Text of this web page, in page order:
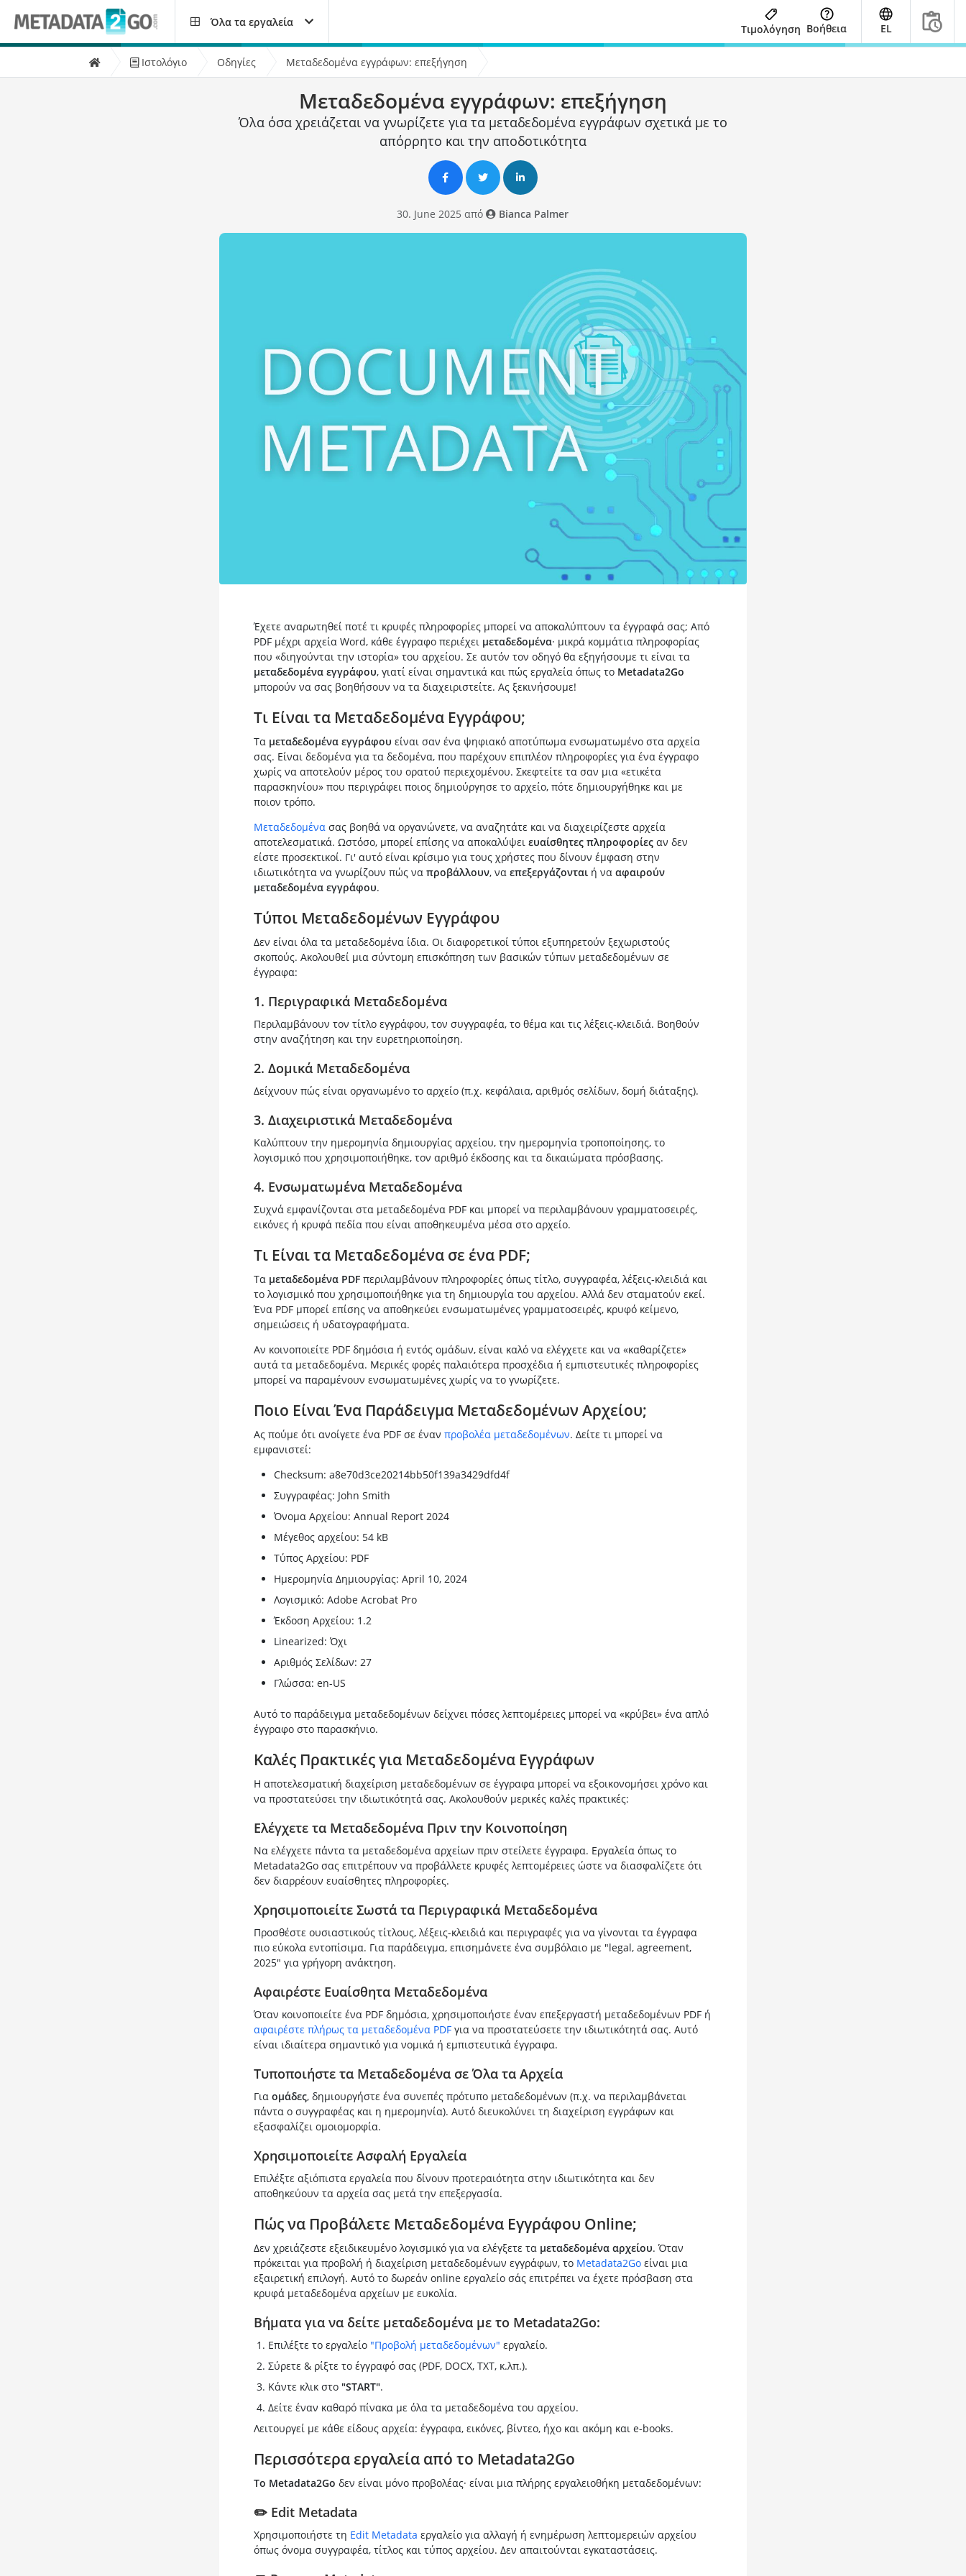
Όλα τα εργαλεία
Τιμολόγηση Βοήθεια EL
Ιστολόγιο Οδηγίες Μεταδεδομένα εγγράφων: επεξήγηση
Μεταδεδομένα εγγράφων: επεξήγηση
Όλα όσα χρειάζεται να γνωρίζετε για τα μεταδεδομένα εγγράφων σχετικά με το
απόρρητο και την αποδοτικότητα
30. June 2025 από Bianca Palmer
Έχετε αναρωτηθεί ποτέ τι κρυφές πληροφορίες μπορεί να αποκαλύπτουν τα έγγραφά σας; Από
PDF μέχρι αρχεία Word, κάθε έγγραφο περιέχει μεταδεδομένα· μικρά κομμάτια πληροφορίας
που «διηγούνται την ιστορία» του αρχείου. Σε αυτόν τον οδηγό θα εξηγήσουμε τι είναι τα
μεταδεδομένα εγγράφου, γιατί είναι σημαντικά και πώς εργαλεία όπως το Metadata2Go
μπορούν να σας βοηθήσουν να τα διαχειριστείτε. Ας ξεκινήσουμε!
Τι Είναι τα Μεταδεδομένα Εγγράφου;
Τα μεταδεδομένα εγγράφου είναι σαν ένα ψηφιακό αποτύπωμα ενσωματωμένο στα αρχεία
σας. Είναι δεδομένα για τα δεδομένα, που παρέχουν επιπλέον πληροφορίες για ένα έγγραφο
χωρίς να αποτελούν μέρος του ορατού περιεχομένου. Σκεφτείτε τα σαν μια «ετικέτα
παρασκηνίου» που περιγράφει ποιος δημιούργησε το αρχείο, πότε δημιουργήθηκε και με
ποιον τρόπο.
Μεταδεδομένασας βοηθά να οργανώνετε, να αναζητάτε και να διαχειρίζεστε αρχεία
αποτελεσματικά. Ωστόσο, μπορεί επίσης να αποκαλύψει ευαίσθητες πληροφορίεςαν δεν
είστε προσεκτικοί. Γι' αυτό είναι κρίσιμο για τους χρήστες που δίνουν έμφαση στην
ιδιωτικότητα να γνωρίζουν πώς να προβάλλουν, να επεξεργάζονταιή να αφαιρούν
μεταδεδομένα εγγράφου.
Τύποι Μεταδεδομένων Εγγράφου
Δεν είναι όλα τα μεταδεδομένα ίδια. Οι διαφορετικοί τύποι εξυπηρετούν ξεχωριστούς
σκοπούς. Ακολουθεί μια σύντομη επισκόπηση των βασικών τύπων μεταδεδομένων σε
έγγραφα:
1. Περιγραφικά Μεταδεδομένα
Περιλαμβάνουν τον τίτλο εγγράφου, τον συγγραφέα, το θέμα και τις λέξεις-κλειδιά. Βοηθούν
στην αναζήτηση και την ευρετηριοποίηση.
2. Δομικά Μεταδεδομένα
Δείχνουν πώς είναι οργανωμένο το αρχείο (π.χ. κεφάλαια, αριθμός σελίδων, δομή διάταξης).
3. Διαχειριστικά Μεταδεδομένα
Καλύπτουν την ημερομηνία δημιουργίας αρχείου, την ημερομηνία τροποποίησης, το
λογισμικό που χρησιμοποιήθηκε, τον αριθμό έκδοσης και τα δικαιώματα πρόσβασης.
4. Ενσωματωμένα Μεταδεδομένα
Συχνά εμφανίζονται στα μεταδεδομένα PDF και μπορεί να περιλαμβάνουν γραμματοσειρές,
εικόνες ή κρυφά πεδία που είναι αποθηκευμένα μέσα στο αρχείο.
Τι Είναι τα Μεταδεδομένα σε ένα PDF;
Τα μεταδεδομένα PDFπεριλαμβάνουν πληροφορίες όπως τίτλο, συγγραφέα, λέξεις-κλειδιά και
το λογισμικό που χρησιμοποιήθηκε για τη δημιουργία του αρχείου. Αλλά δεν σταματούν εκεί.
Ένα PDF μπορεί επίσης να αποθηκεύει ενσωματωμένες γραμματοσειρές, κρυφό κείμενο,
σημειώσεις ή υδατογραφήματα.
Αν κοινοποιείτε PDF δημόσια ή εντός ομάδων, είναι καλό να ελέγχετε και να «καθαρίζετε»
αυτά τα μεταδεδομένα. Μερικές φορές παλαιότερα προσχέδια ή εμπιστευτικές πληροφορίες
μπορεί να παραμένουν ενσωματωμένες χωρίς να το γνωρίζετε.
Ποιο Είναι Ένα Παράδειγμα Μεταδεδομένων Αρχείου;
Ας πούμε ότι ανοίγετε ένα PDF σε έναν προβολέα μεταδεδομένων. Δείτε τι μπορεί να
εμφανιστεί:
Checksum: a8e70d3ce20214bb50f139a3429dfd4f
Συγγραφέας: John Smith
Όνομα Αρχείου: Annual Report 2024
Μέγεθος αρχείου: 54 kB
Τύπος Αρχείου: PDF
Ημερομηνία Δημιουργίας: April 10, 2024
Λογισμικό: Adobe Acrobat Pro
Έκδοση Αρχείου: 1.2
Linearized: Όχι
Αριθμός Σελίδων: 27
Γλώσσα: en-US
Αυτό το παράδειγμα μεταδεδομένων δείχνει πόσες λεπτομέρειες μπορεί να «κρύβει» ένα απλό
έγγραφο στο παρασκήνιο.
Καλές Πρακτικές για Μεταδεδομένα Εγγράφων
Η αποτελεσματική διαχείριση μεταδεδομένων σε έγγραφα μπορεί να εξοικονομήσει χρόνο και
να προστατεύσει την ιδιωτικότητά σας. Ακολουθούν μερικές καλές πρακτικές:
Ελέγχετε τα Μεταδεδομένα Πριν την Κοινοποίηση
Να ελέγχετε πάντα τα μεταδεδομένα αρχείων πριν στείλετε έγγραφα. Εργαλεία όπως το
Metadata2Go σας επιτρέπουν να προβάλλετε κρυφές λεπτομέρειες ώστε να διασφαλίζετε ότι
δεν διαρρέουν ευαίσθητες πληροφορίες.
Χρησιμοποιείτε Σωστά τα Περιγραφικά Μεταδεδομένα
Προσθέστε ουσιαστικούς τίτλους, λέξεις-κλειδιά και περιγραφές για να γίνονται τα έγγραφα
πιο εύκολα εντοπίσιμα. Για παράδειγμα, επισημάνετε ένα συμβόλαιο με "legal, agreement,
2025" για γρήγορη ανάκτηση.
Αφαιρέστε Ευαίσθητα Μεταδεδομένα
Όταν κοινοποιείτε ένα PDF δημόσια, χρησιμοποιήστε έναν επεξεργαστή μεταδεδομένων PDF ή
αφαιρέστε πλήρως τα μεταδεδομένα PDFγια να προστατεύσετε την ιδιωτικότητά σας. Αυτό
είναι ιδιαίτερα σημαντικό για νομικά ή εμπιστευτικά έγγραφα.
Τυποποιήστε τα Μεταδεδομένα σε Όλα τα Αρχεία
Για ομάδες, δημιουργήστε ένα συνεπές πρότυπο μεταδεδομένων (π.χ. να περιλαμβάνεται
πάντα ο συγγραφέας και η ημερομηνία). Αυτό διευκολύνει τη διαχείριση εγγράφων και
εξασφαλίζει ομοιομορφία.
Χρησιμοποιείτε Ασφαλή Εργαλεία
Επιλέξτε αξιόπιστα εργαλεία που δίνουν προτεραιότητα στην ιδιωτικότητα και δεν
αποθηκεύουν τα αρχεία σας μετά την επεξεργασία.
Πώς να Προβάλετε Μεταδεδομένα Εγγράφου Online;
Δεν χρειάζεστε εξειδικευμένο λογισμικό για να ελέγξετε τα μεταδεδομένα αρχείου. Όταν
πρόκειται για προβολή ή διαχείριση μεταδεδομένων εγγράφων, το Metadata2Goείναι μια
εξαιρετική επιλογή. Αυτό το δωρεάν online εργαλείο σάς επιτρέπει να έχετε πρόσβαση στα
κρυφά μεταδεδομένα αρχείων με ευκολία.
Βήματα για να δείτε μεταδεδομένα με το Metadata2Go:
Επιλέξτε το εργαλείο "Προβολή μεταδεδομένων" εργαλείο.
Σύρετε & ρίξτε το έγγραφό σας (PDF, DOCX, TXT, κ.λπ.).
Κάντε κλικ στο "START".
Δείτε έναν καθαρό πίνακα με όλα τα μεταδεδομένα του αρχείου.
Λειτουργεί με κάθε είδους αρχεία: έγγραφα, εικόνες, βίντεο, ήχο και ακόμη και e-books.
Περισσότερα εργαλεία από το Metadata2Go
Το Metadata2Go δεν είναι μόνο προβολέας· είναι μια πλήρης εργαλειοθήκη μεταδεδομένων:
✏️ Edit Metadata
Χρησιμοποιήστε τη Edit Metadata εργαλείο για αλλαγή ή ενημέρωση λεπτομερειών αρχείου
όπως όνομα συγγραφέα, τίτλος και τύπος αρχείου. Δεν απαιτούνται εγκαταστάσεις.